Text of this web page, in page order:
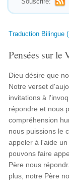
Traduction Bilingue
Pensées sur le
Dieu désire que
Notre verset
invitations à
répondre et nous
compréhension
nous puissions le
appeler à l'aide
pouvons faire
Père nous
plus, notre Père